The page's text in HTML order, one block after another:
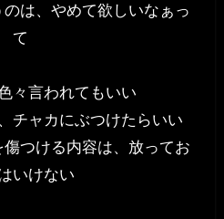
は、やめて欲しいなぁっ
て
々言われてもいい
チャカにぶつけたらいい
つける内容は、放ってお
いけない